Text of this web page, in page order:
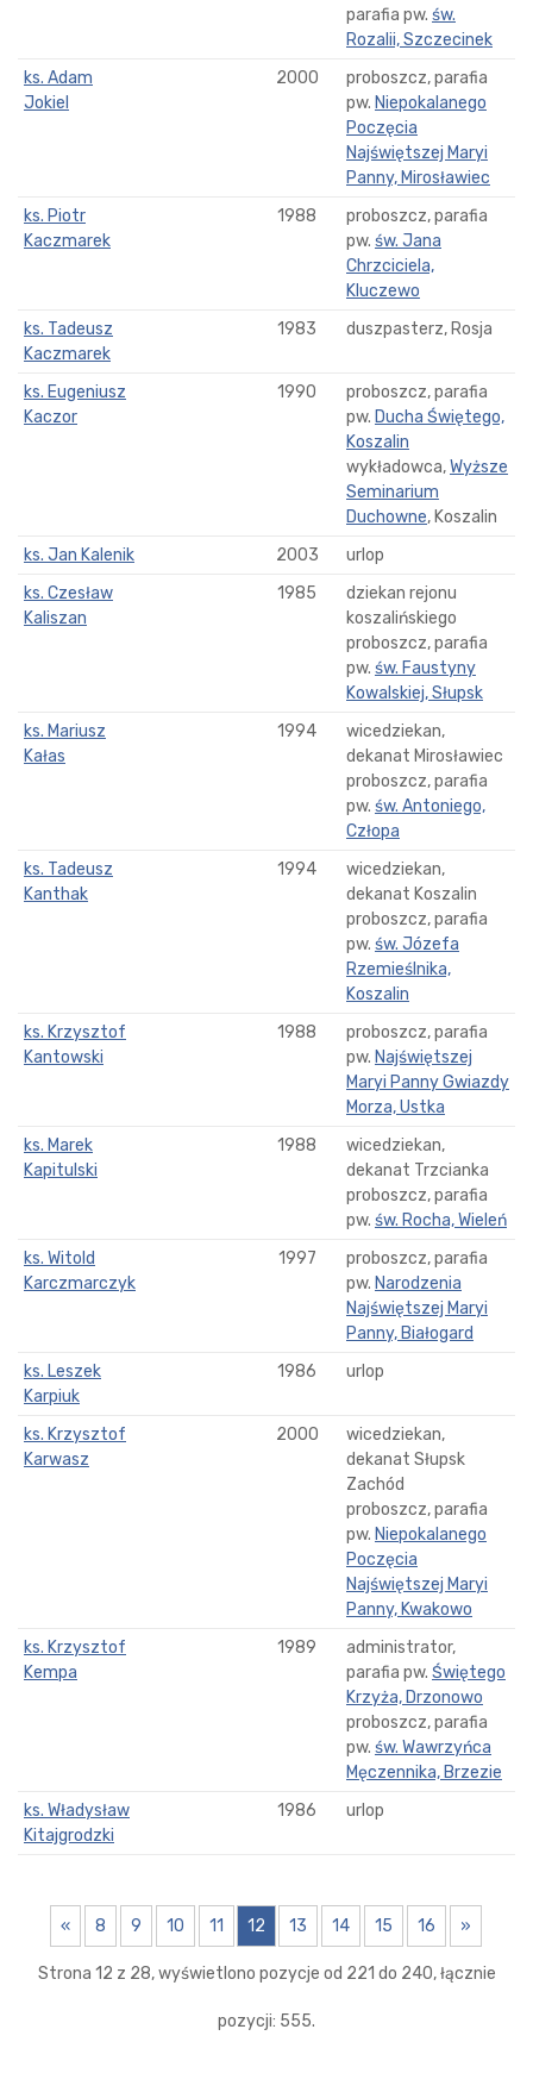
parafia pw. św.
Rozalii, Szczecinek
ks. Adam
Jokiel
2000
proboszcz, parafia
pw. Niepokalanego
Poczęcia
Najświętszej Maryi
Panny, Mirosławiec
ks. Piotr
Kaczmarek
1988
proboszcz, parafia
pw. św. Jana
Chrzciciela,
Kluczewo
ks. Tadeusz
Kaczmarek
1983 duszpasterz, Rosja
ks. Eugeniusz
Kaczor
1990
proboszcz, parafia
pw. Ducha Świętego,
Koszalin
wykładowca,Wyższe
Seminarium
Duchowne, Koszalin
ks. Jan Kalenik
2003
urlop
ks. Czesław
Kaliszan
1985
dziekan rejonu
koszalińskiego
proboszcz, parafia
pw. św. Faustyny
Kowalskiej, Słupsk
ks. Mariusz
Kałas
1994
wicedziekan,
dekanat Mirosławiec
proboszcz, parafia
pw. św. Antoniego,
Człopa
ks. Tadeusz
Kanthak
1994
wicedziekan,
dekanat Koszalin
proboszcz, parafia
pw. św. Józefa
Rzemieślnika,
Koszalin
ks. Krzysztof
Kantowski
1988
proboszcz, parafia
pw. Najświętszej
Maryi Panny Gwiazdy
Morza, Ustka
ks. Marek
Kapitulski
1988
wicedziekan,
dekanat Trzcianka
proboszcz, parafia
pw. św. Rocha, Wieleń
ks. Witold
Karczmarczyk
1997
proboszcz, parafia
pw. Narodzenia
Najświętszej Maryi
Panny, Białogard
ks. Leszek
Karpiuk
1986 urlop
ks. Krzysztof
Karwasz
2000
wicedziekan,
dekanat Słupsk
Zachód
proboszcz, parafia
pw. Niepokalanego
Poczęcia
Najświętszej Maryi
Panny, Kwakowo
ks. Krzysztof
Kempa
1989
administrator,
parafia pw. Świętego
Krzyża, Drzonowo
proboszcz, parafia
pw. św. Wawrzyńca
Męczennika, Brzezie
ks. Władysław
Kitajgrodzki
1986 urlop
« 8 9 10 11 12 13 14 15 16 »
Strona 12 z 28, wyświetlono pozycje od 221 do 240, łącznie
pozycji: 555.